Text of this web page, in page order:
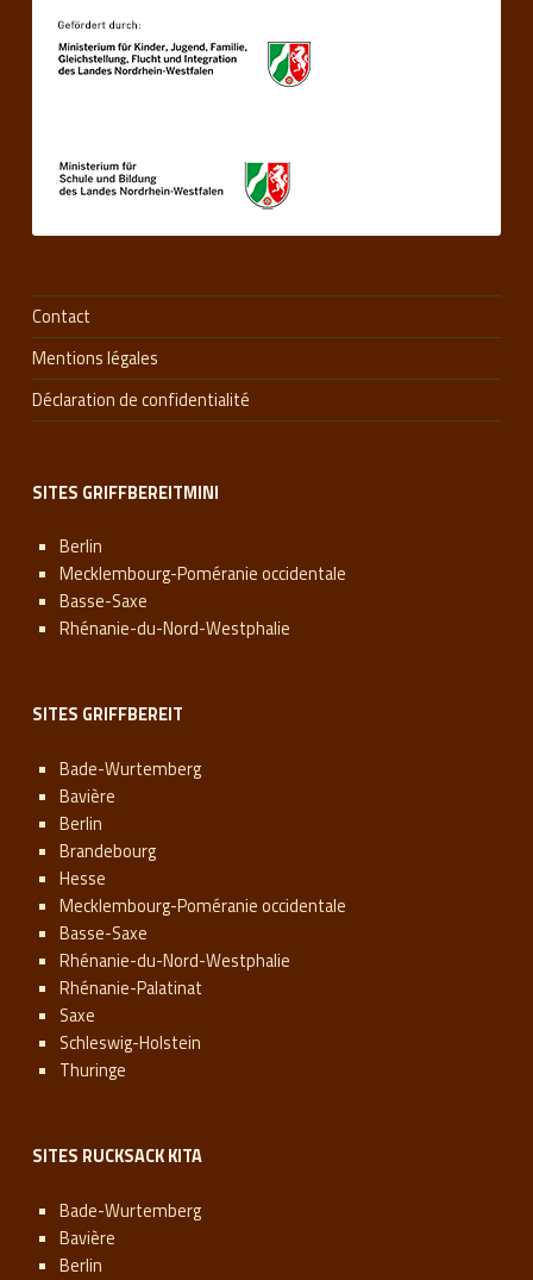
Contact
Mentions légales
Déclaration de confidentialité
SITES GRIFFBEREITMINI
Berlin
Mecklembourg-Poméranie occidentale
Basse-Saxe
Rhénanie-du-Nord-Westphalie
SITES GRIFFBEREIT
Bade-Wurtemberg
Bavière
Berlin
Brandebourg
Hesse
Mecklembourg-Poméranie occidentale
Basse-Saxe
Rhénanie-du-Nord-Westphalie
Rhénanie-Palatinat
Saxe
Schleswig-Holstein
Thuringe
SITES RUCKSACK KITA
Bade-Wurtemberg
Bavière
Berlin